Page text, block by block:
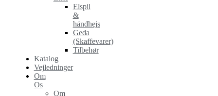
Elspil
&
håndhejs
Geda
(Skaffevarer)
Tilbehør
Katalog
Vejledninger
Om
Os
Om